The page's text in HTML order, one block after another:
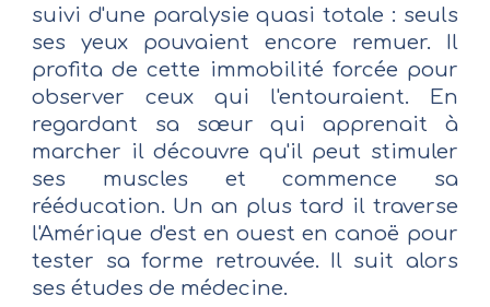
suivi d'une paralysie quasi totale : seuls
ses yeux pouvaient encore remuer. Il
profita de cette immobilité forcée pour
observer ceux qui l'entouraient. En
regardant sa sœur qui apprenait à
marcher il découvre qu'il peut stimuler
ses muscles et commence sa
rééducation. Un an plus tard il traverse
l'Amérique d'est en ouest en canoë pour
tester sa forme retrouvée. Il suit alors
ses études de médecine.